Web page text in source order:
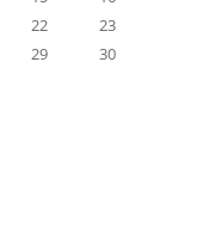
22
23
29
30